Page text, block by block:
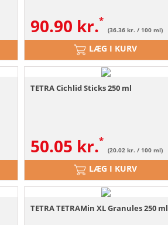
90.90 kr. (36.36 kr. / 100 ml)
LÆG I KURV
TETRA Cichlid Sticks 250 ml
50.05 kr. (20.02 kr. / 100 ml)
LÆG I KURV
TETRA TETRAMin XL Granules 250 ml